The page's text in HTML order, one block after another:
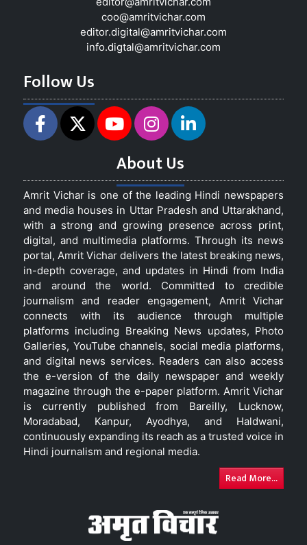
coo@amritvichar.com
editor.digital@amritvichar.com
info.digtal@amritvichar.com
Follow Us
About Us
Amrit Vichar is one of the leading Hindi newspapers
and media houses in Uttar Pradesh and Uttarakhand,
with a strong and growing presence across print,
digital, and multimedia platforms. Through its news
portal, Amrit Vichar delivers the latest breaking news,
in-depth coverage, and updates in Hindi from India
and around the world. Committed to credible
journalism and reader engagement, Amrit Vichar
connects with its audience through multiple
platforms including Breaking News updates, Photo
Galleries, YouTube channels, social media platforms,
and digital news services. Readers can also access
the e-version of the daily newspaper and weekly
magazine through the e-paper platform. Amrit Vichar
is currently published from Bareilly, Lucknow,
Moradabad, Kanpur, Ayodhya, and Haldwani,
continuously expanding its reach as a trusted voice in
Hindi journalism and regional media.
Read More...